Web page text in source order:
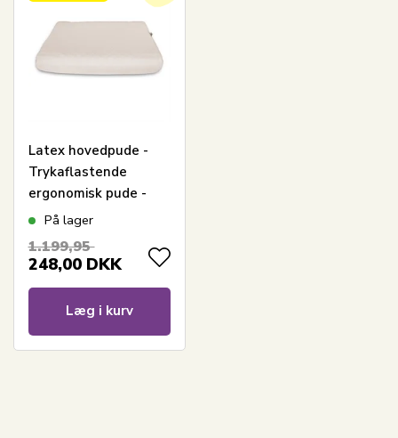
Latex hovedpude -
Trykaflastende
ergonomisk pude -
Talalay natur latex
Borg Venus
På lager
1.199,95
248,00 DKK
Læg i kurv